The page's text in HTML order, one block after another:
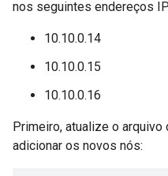
nos seguintes endereços
10.10.0.14
10.10.0.15
10.10.0.16
Primeiro, atualize o arquivo
adicionar os novos nós: